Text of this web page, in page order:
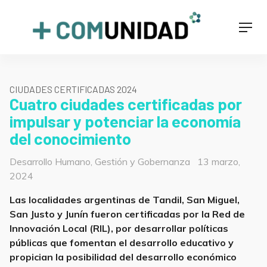
+COMUNIDAD
CIUDADES CERTIFICADAS 2024
Cuatro ciudades certificadas por
impulsar y potenciar la economía
del conocimiento
Categorías
Desarrollo Humano, Gestión y Gobernanza
Posted
13 marzo,
2024
Las localidades argentinas de Tandil, San Miguel,
San Justo y Junín fueron certificadas por la Red de
Innovación Local (RIL), por desarrollar políticas
públicas que fomentan el desarrollo educativo y
propician la posibilidad del desarrollo económico